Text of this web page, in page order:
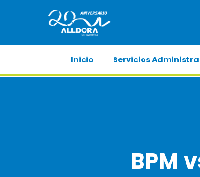
Inicio Servicios
BPM